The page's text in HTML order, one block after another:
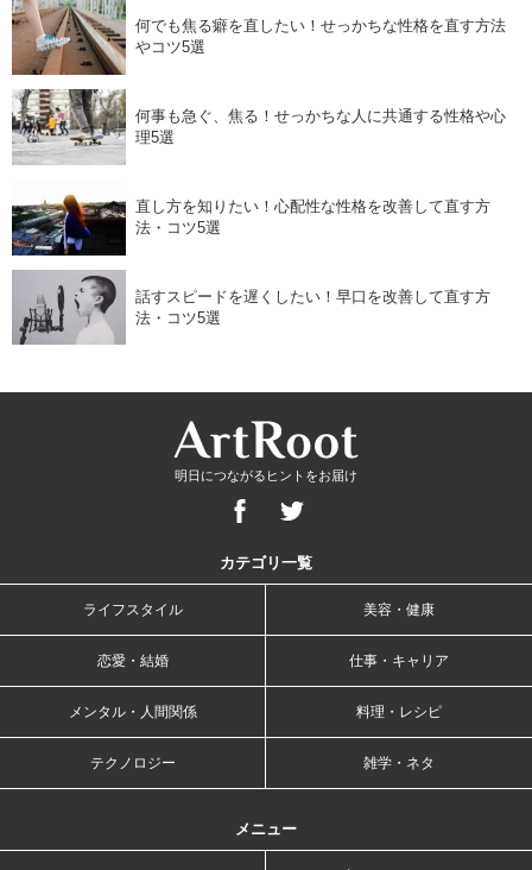
何でも焦る癖を直したい！せっかちな性格を直す方法
やコツ5選
何事も急ぐ、焦る！せっかちな人に共通する性格や心
理5選
直し方を知りたい！心配性な性格を改善して直す方
法・コツ5選
話すスピードを遅くしたい！早口を改善して直す方
法・コツ5選
明日につながるヒントをお届け
カテゴリ一覧
ライフスタイル 美容・健康
恋愛・結婚 仕事・キャリア
メンタル・人間関係 料理・レシピ
テクノロジー 雑学・ネタ
メニュー